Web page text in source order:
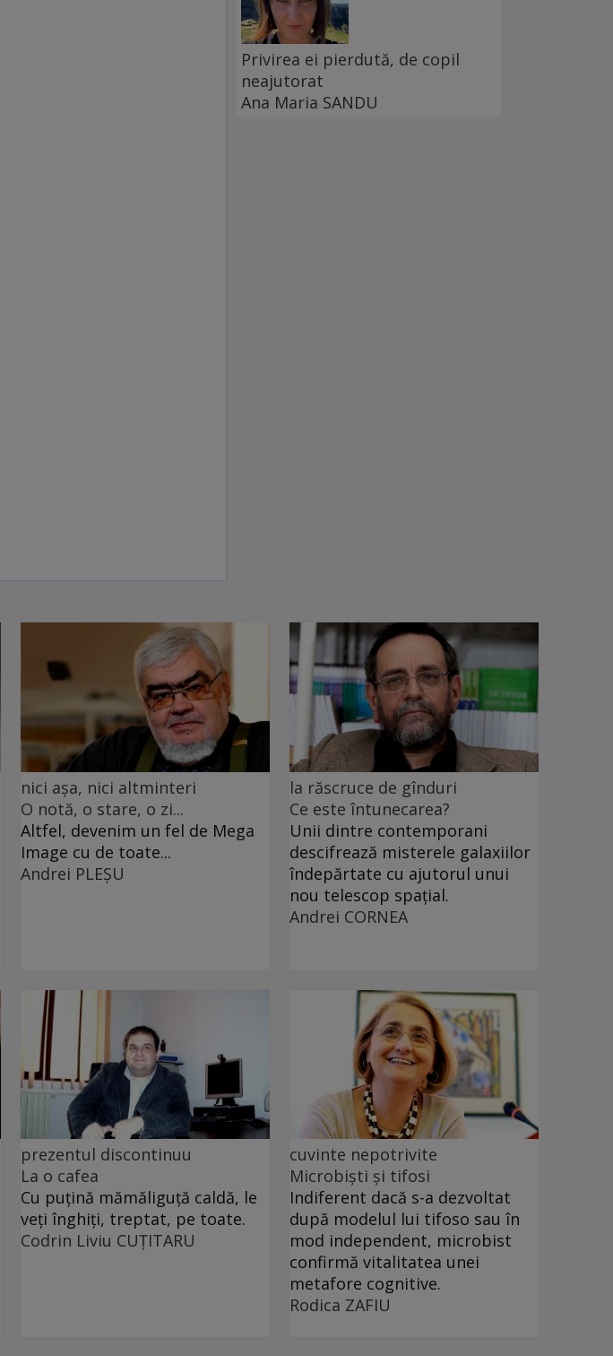
Privirea ei pierdută, de copil
neajutorat
Ana Maria SANDU
nici așa, nici altminteri
O notă, o stare, o zi...
Altfel, devenim un fel de Mega
Image cu de toate...
Andrei PLEŞU
la răscruce de gînduri
Ce este întunecarea?
Unii dintre contemporani
descifrează misterele galaxiilor
îndepărtate cu ajutorul unui
nou telescop spațial.
Andrei CORNEA
prezentul discontinuu
La o cafea
Cu puţină mămăliguţă caldă, le
veţi înghiţi, treptat, pe toate.
Codrin Liviu CUŢITARU
cuvinte nepotrivite
Microbiști și tifosi
Indiferent dacă s-a dezvoltat
după modelul lui tifoso sau în
mod independent, microbist
confirmă vitalitatea unei
metafore cognitive.
Rodica ZAFIU